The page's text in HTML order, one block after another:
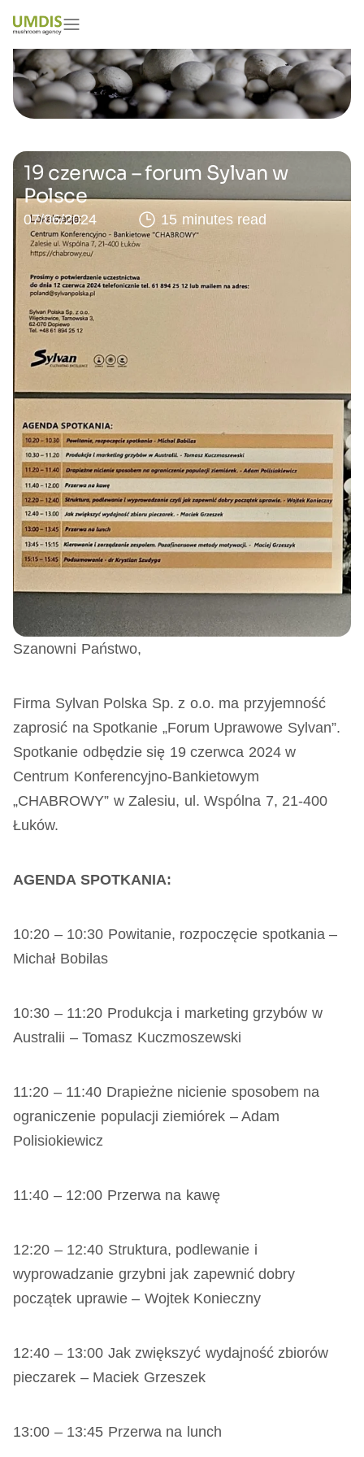
19 czerwca – forum Sylvan w
Polsce
07/06/2024 15 minutes read
Szanowni Państwo,
Firma Sylvan Polska Sp. z o.o. ma przyjemność
zaprosić na Spotkanie „Forum Uprawowe Sylvan”.
Spotkanie odbędzie się 19 czerwca 2024 w
Centrum Konferencyjno-Bankietowym
„CHABROWY” w Zalesiu, ul. Wspólna 7, 21-400
Łuków.
AGENDA SPOTKANIA:
10:20 – 10:30 Powitanie, rozpoczęcie spotkania –
Michał Bobilas
10:30 – 11:20 Produkcja i marketing grzybów w
Australii – Tomasz Kuczmoszewski
11:20 – 11:40 Drapieżne nicienie sposobem na
ograniczenie populacji ziemiórek – Adam
Polisiokiewicz
11:40 – 12:00 Przerwa na kawę
12:20 – 12:40 Struktura, podlewanie i
wyprowadzanie grzybni jak zapewnić dobry
początek uprawie – Wojtek Konieczny
12:40 – 13:00 Jak zwiększyć wydajność zbiorów
pieczarek – Maciek Grzeszek
13:00 – 13:45 Przerwa na lunch